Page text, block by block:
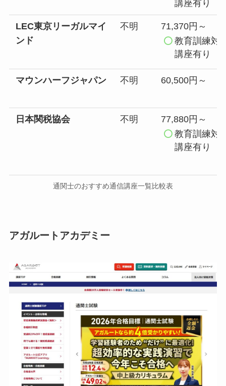
講座有り
LEC東京リーガルマイ
ンド
不明
71,370円～
教育訓練対
講座有り
マウンハーフジャパン 不明 60,500円～
日本関税協会 不明
77,880円～
教育訓練対
講座有り
通関士のおすすめ通信講座一覧比較表
アガルートアカデミー